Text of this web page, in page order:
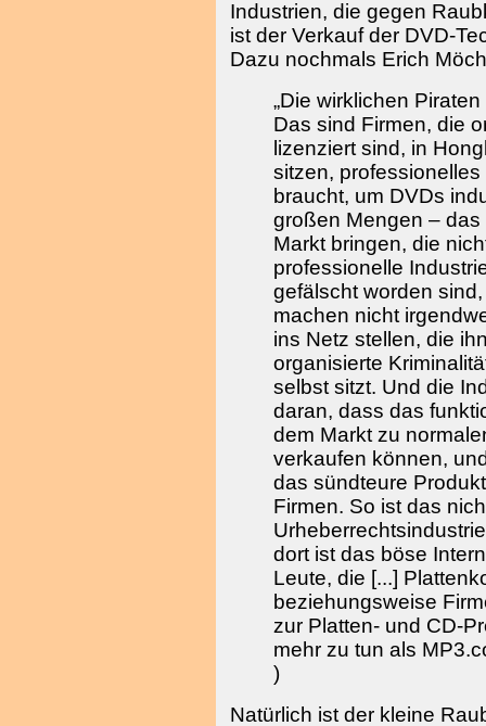
Industrien, die gegen
ist der Verkauf der DVD-
Dazu nochmals Erich
„Die wirklichen
Das sind Firmen, die
lizenziert sind, in
sitzen,
braucht, um DVDs
großen Mengen –
Markt bringen, die
professionelle
gefälscht worden
machen nicht
ins Netz stellen, die
organisierte
selbst sitzt. Und die
daran, dass das
dem Markt zu
verkaufen können,
das sündteure
Firmen. So ist das
dort ist das böse
Leute, die [...]
beziehungsweise
zur Platten- und CD-
mehr zu tun als
)
Natürlich ist der kleine